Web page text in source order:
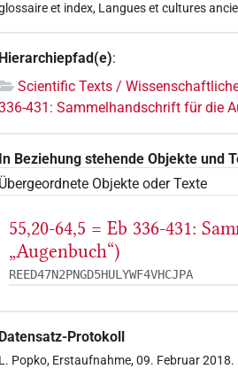
et index, Langues et cultures
Hierarchiepfad(e):
Scientific Texts /
431: Sammelhandschrift für die
In Beziehung stehende Objekte und
Übergeordnete Objekte oder Texte
55,20-64,5 = Eb 336-431:
„Augenbuch“)
REED47N2PNGD5HULYWF4VHCJPA
Datensatz-Protokoll
L. Popko, Erstaufnahme, 09. Februar 2018.